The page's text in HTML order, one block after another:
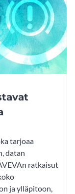
tarjoaa
datan
ratkaisut
ja ylläpitoon,